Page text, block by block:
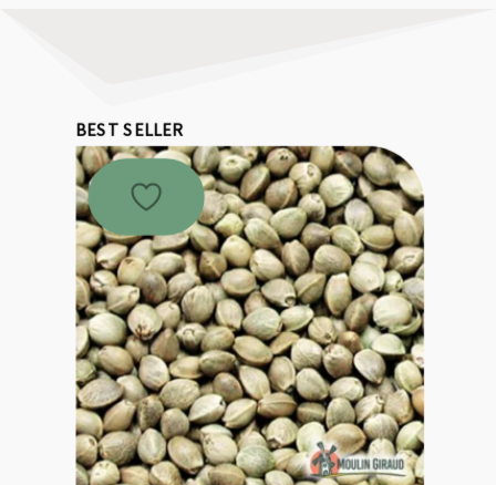
BEST SELLER